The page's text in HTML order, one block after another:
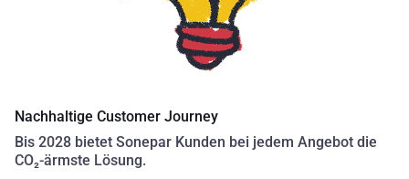
Nachhaltige Customer Journey
Bis 2028 bietet Sonepar Kunden bei jedem Angebot die
CO₂-ärmste Lösung.